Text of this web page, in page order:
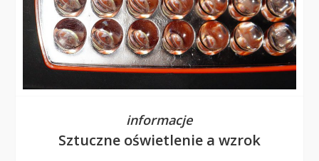
informacje
Sztuczne oświetlenie a wzrok